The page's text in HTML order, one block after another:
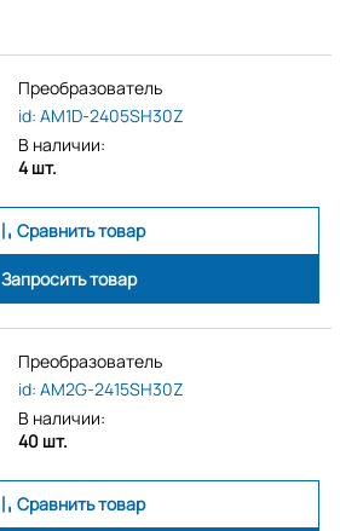
Преобразователь
id: AM1D-2405SH30Z
В наличии:
4 шт.
Сравнить товар
Запросить товар
Преобразователь
id: AM2G-2415SH30Z
В наличии:
40 шт.
Сравнить товар